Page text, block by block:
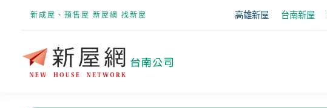
新成屋、預售屋 新屋網 找新屋 高雄新屋 台南新屋